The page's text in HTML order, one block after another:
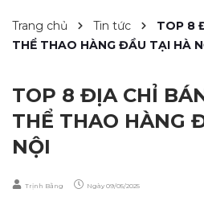
Trang chủ Tin tức
TOP 8
THỂ THAO HÀNG ĐẦU TẠI HÀ
TOP 8 ĐỊA CHỈ
THỂ THAO HÀNG
NỘI
Trịnh Bằng Ngày 09/05/2025